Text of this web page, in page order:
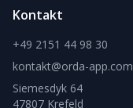
Kontakt
+49 2151 44 98 30
kontakt@orda-app.com
Siemesdyk 64
47807 Krefeld